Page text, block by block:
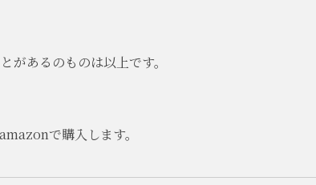
があるのものは以上です。
で購入します。